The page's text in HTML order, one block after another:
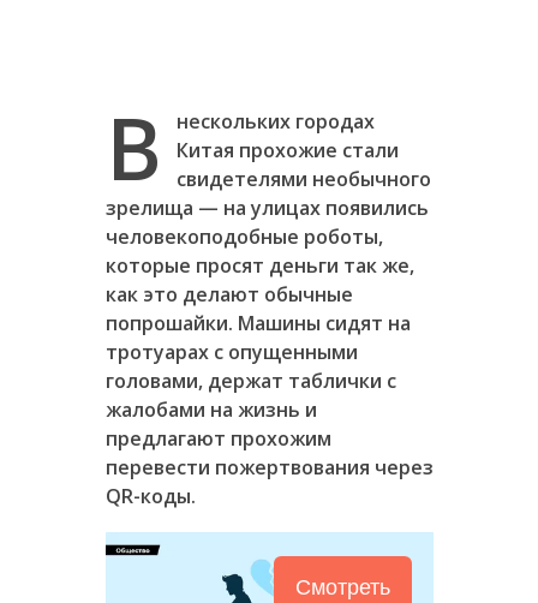
В
нескольких городах
Китая прохожие стали
свидетелями необычного
зрелища — на улицах появились
человекоподобные роботы,
которые просят деньги так же,
как это делают обычные
попрошайки. Машины сидят на
тротуарах с опущенными
головами, держат таблички с
жалобами на жизнь и
предлагают прохожим
перевести пожертвования через
QR-коды.
Смотреть